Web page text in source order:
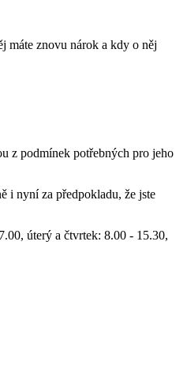
máte znovu nárok a kdy o něj
z podmínek potřebných pro jeho
i nyní za předpokladu, že jste
úterý a čtvrtek: 8.00 - 15.30,